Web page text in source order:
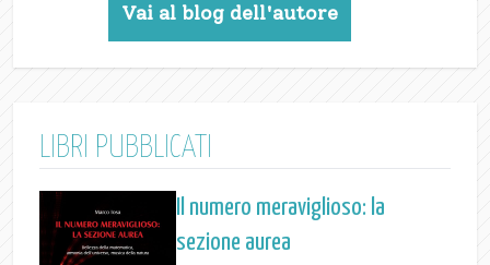
Vai al blog dell'autore
LIBRI PUBBLICATI
Il numero meraviglioso: la
sezione aurea